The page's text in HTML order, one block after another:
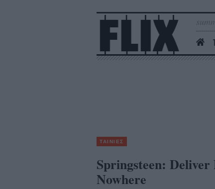
ΤΑΙΝΙΕΣ
Springsteen:
Nowhere